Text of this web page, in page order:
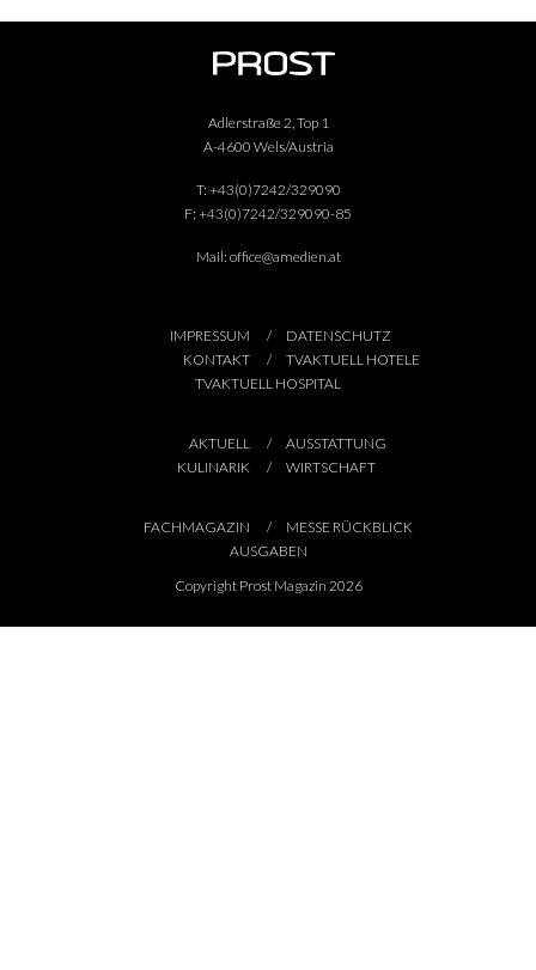
Adlerstraße 2, Top 1
A-4600 Wels/Austria
T: +43(0)7242/329090
F: +43(0)7242/329090-85
Mail: office@amedien.at
IMPRESSUM
DATENSCHUTZ
KONTAKT
TVAKTUELL HOTELE
TVAKTUELL HOSPITAL
AKTUELL
AUSSTATTUNG
KULINARIK
WIRTSCHAFT
FACHMAGAZIN
MESSE RÜCKBLICK
AUSGABEN
Copyright Prost Magazin 2026